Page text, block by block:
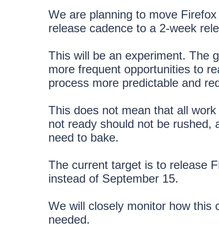
We are planning to move
release cadence to a 2-week
This will be an experiment. The
more frequent opportunities to
process more predictable and
This does not mean that all
not ready should not be rushed,
need to bake.
The current target is to release
instead of September 15.
We will closely monitor how this
needed.